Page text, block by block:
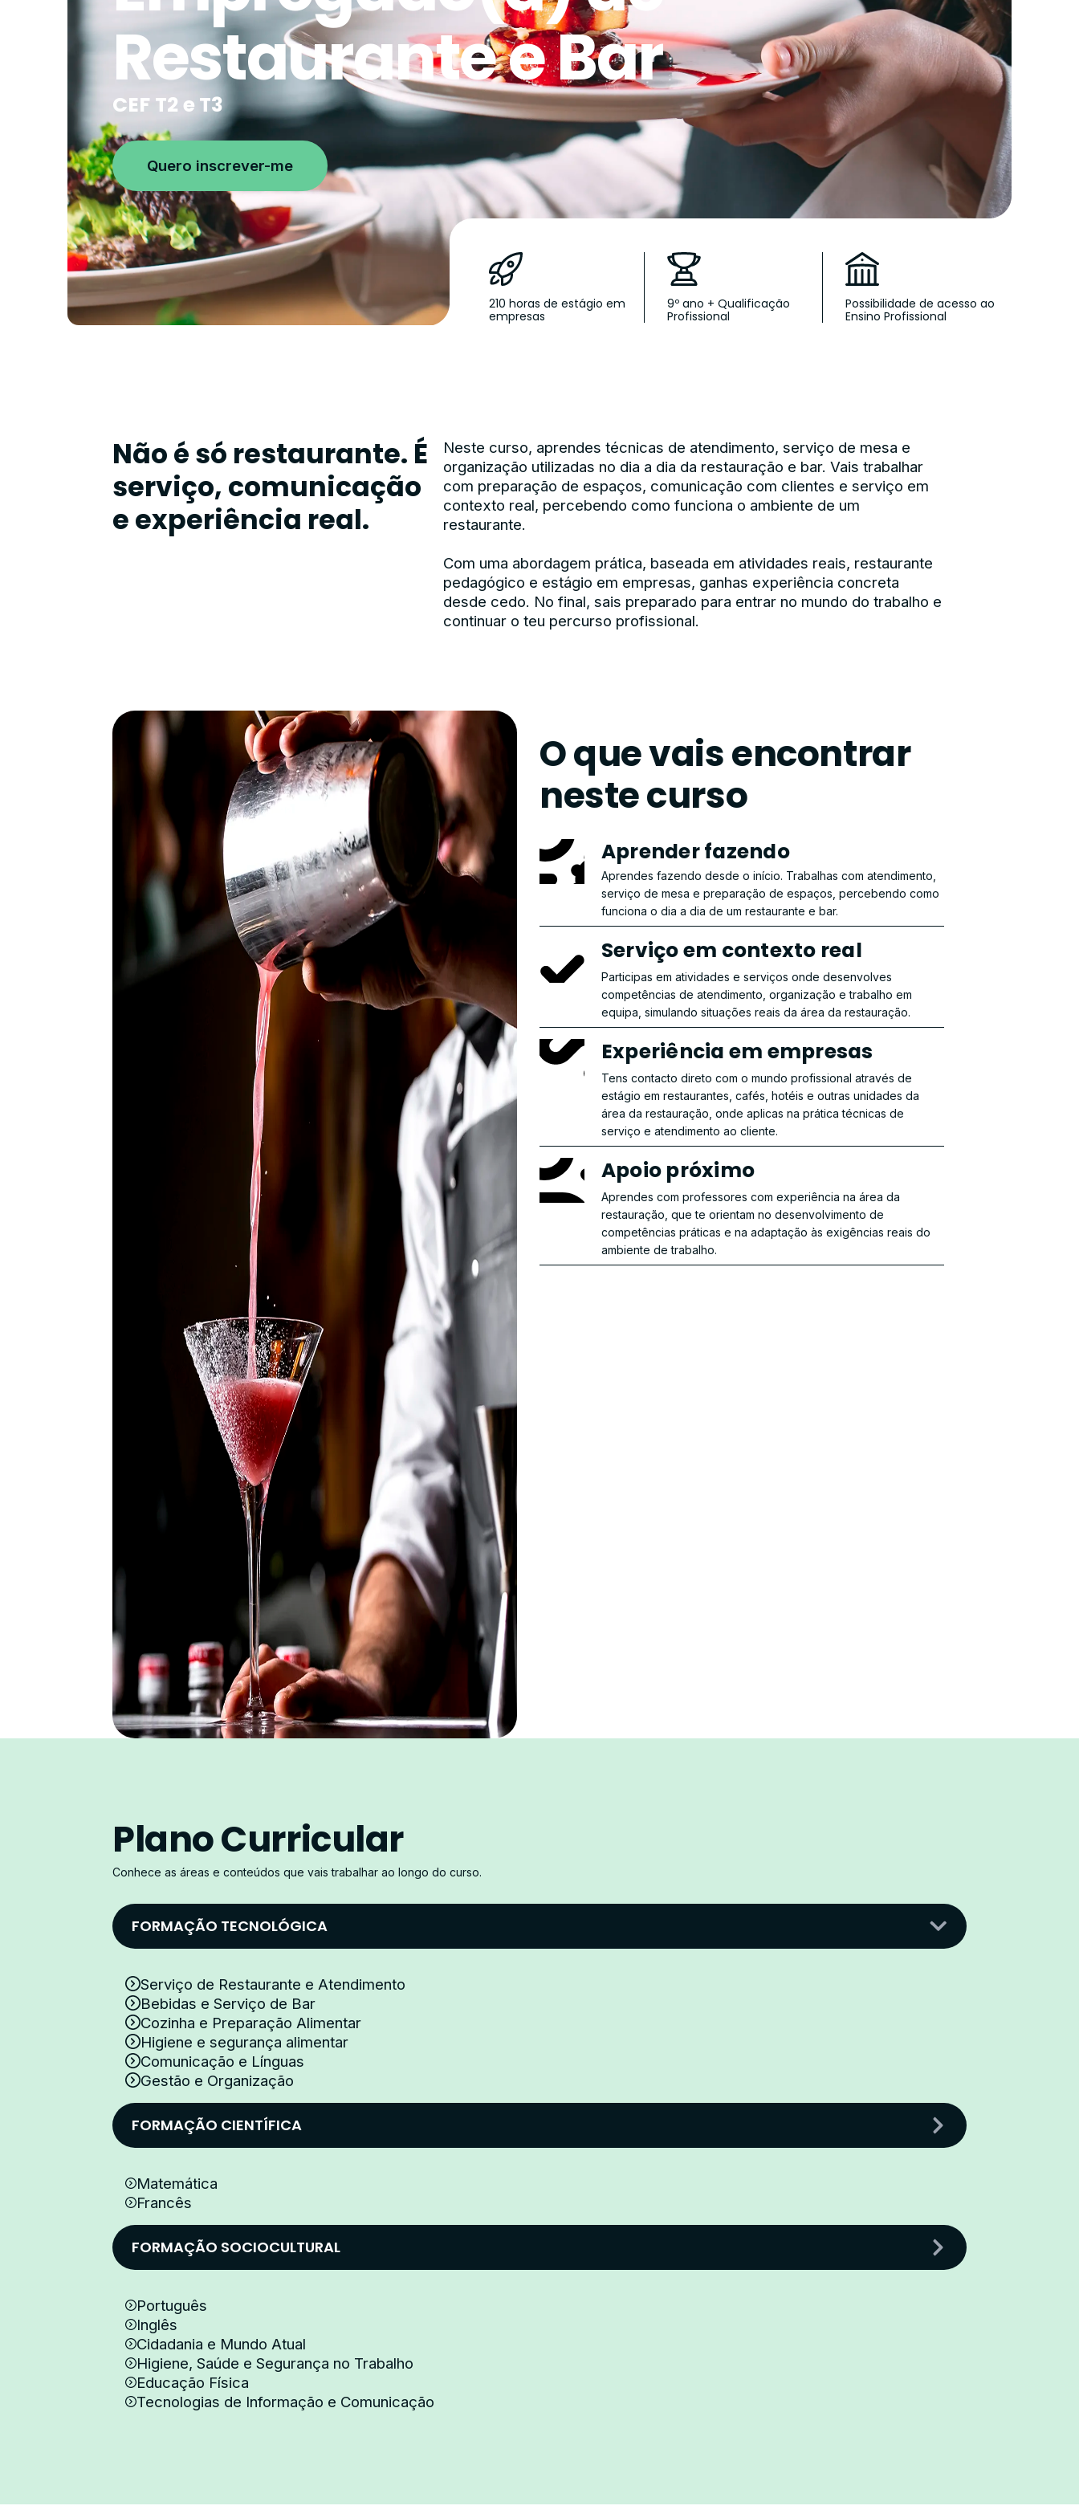
Restaurante e Bar
CEF T2 e T3
Quero inscrever-me
210 horas de estágio em
empresas
9º ano + Qualificação
Profissional
Possibilidade de acesso ao
Ensino Profissional
Não é só restaurante. É
serviço, comunicação
e experiência real.
Neste curso, aprendes técnicas de atendimento, serviço de mesa e
organização utilizadas no dia a dia da restauração e bar. Vais trabalhar
com preparação de espaços, comunicação com clientes e serviço em
contexto real, percebendo como funciona o ambiente de um
restaurante.
Com uma abordagem prática, baseada em atividades reais, restaurante
pedagógico e estágio em empresas, ganhas experiência concreta
desde cedo. No final, sais preparado para entrar no mundo do trabalho e
continuar o teu percurso profissional.
O que vais encontrar
neste curso
Aprender fazendo
Aprendes fazendo desde o início. Trabalhas com atendimento,
serviço de mesa e preparação de espaços, percebendo como
funciona o dia a dia de um restaurante e bar.
Serviço em contexto real
Participas em atividades e serviços onde desenvolves
competências de atendimento, organização e trabalho em
equipa, simulando situações reais da área da restauração.
Experiência em empresas
Tens contacto direto com o mundo profissional através de
estágio em restaurantes, cafés, hotéis e outras unidades da
área da restauração, onde aplicas na prática técnicas de
serviço e atendimento ao cliente.
Apoio próximo
Aprendes com professores com experiência na área da
restauração, que te orientam no desenvolvimento de
competências práticas e na adaptação às exigências reais do
ambiente de trabalho.
Plano Curricular
Conhece as áreas e conteúdos que vais trabalhar ao longo do curso.
FORMAÇÃO TECNOLÓGICA
Serviço de Restaurante e Atendimento
Bebidas e Serviço de Bar
Cozinha e Preparação Alimentar
Higiene e segurança alimentar
Comunicação e Línguas
Gestão e Organização
FORMAÇÃO CIENTÍFICA
Matemática
Francês
FORMAÇÃO SOCIOCULTURAL
Português
Inglês
Cidadania e Mundo Atual
Higiene, Saúde e Segurança no Trabalho
Educação Física
Tecnologias de Informação e Comunicação